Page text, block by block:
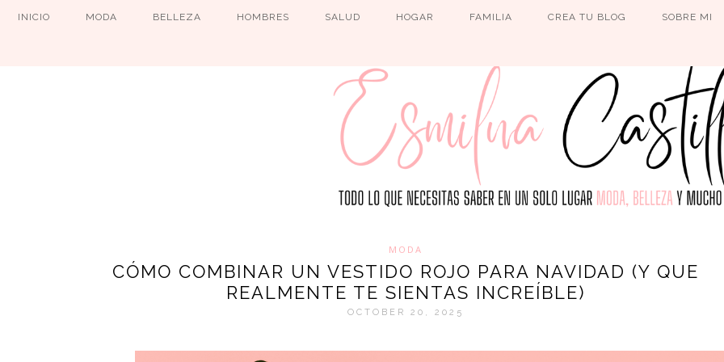
INICIO MODA BELLEZA HOMBRES SALUD HOGAR FAMILIA CREA TU BLOG SOBRE MI
MODA
CÓMO COMBINAR UN VESTIDO ROJO PARA NAVIDAD (Y QUE
REALMENTE TE SIENTAS INCREÍBLE)
OCTOBER 20, 2025